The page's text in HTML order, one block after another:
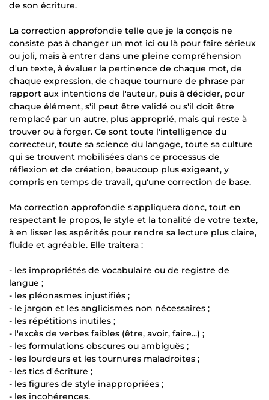
de son écriture.
La correction approfondie telle que je la conçois ne
consiste pas à changer un mot ici ou là pour faire sérieux
ou joli, mais à entrer dans une pleine compréhension
d'un texte, à évaluer la pertinence de chaque mot, de
chaque expression, de chaque tournure de phrase par
rapport aux intentions de l'auteur, puis à décider, pour
chaque élément, s'il peut être validé ou s'il doit être
remplacé par un autre, plus approprié, mais qui reste à
trouver ou à forger. Ce sont toute l'intelligence du
correcteur, toute sa science du langage, toute sa culture
qui se trouvent mobilisées dans ce processus de
réflexion et de création, beaucoup plus exigeant, y
compris en temps de travail, qu'une correction de base.
Ma correction approfondie s'appliquera donc, tout en
respectant le propos, le style et la tonalité de votre texte,
à en lisser les aspérités pour rendre sa lecture plus claire,
fluide et agréable. Elle traitera :
- les impropriétés de vocabulaire ou de registre de
langue ;
- les pléonasmes injustifiés ;
- le jargon et les anglicismes non nécessaires ;
- les répétitions inutiles ;
- l'excès de verbes faibles (être, avoir, faire...) ;
- les formulations obscures ou ambiguës ;
- les lourdeurs et les tournures maladroites ;
- les tics d'écriture ;
- les figures de style inappropriées ;
- les incohérences.